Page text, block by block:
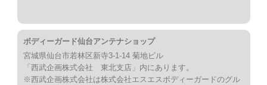
ボディーガード仙台アンテナショップ
宮城県仙台市若林区新寺3-1-14 菊地ビル
「西武企画株式会社 東北支店」内にあります。
※西武企画株式会社は株式会社エスエスボディーガードのグル